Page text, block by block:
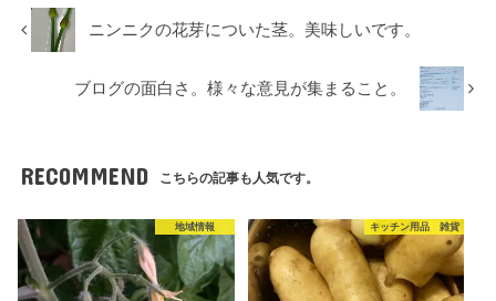
ニンニクの花芽についた茎。美味しいです。
ブログの面白さ。様々な意見が集まること。
RECOMMEND こちらの記事も人気です。
地域情報 キッチン用品 雑貨